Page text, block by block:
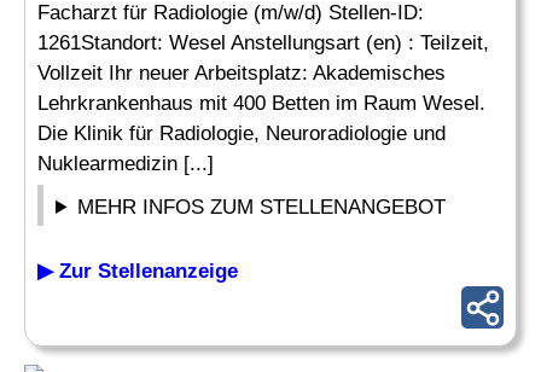
Facharzt für Radiologie (m/w/d) Stellen-ID:
1261Standort: Wesel Anstellungsart (en) : Teilzeit,
Vollzeit Ihr neuer Arbeitsplatz: Akademisches
Lehrkrankenhaus mit 400 Betten im Raum Wesel.
Die Klinik für Radiologie, Neuroradiologie und
Nuklearmedizin [...]
MEHR INFOS ZUM STELLENANGEBOT
▶ Zur Stellenanzeige